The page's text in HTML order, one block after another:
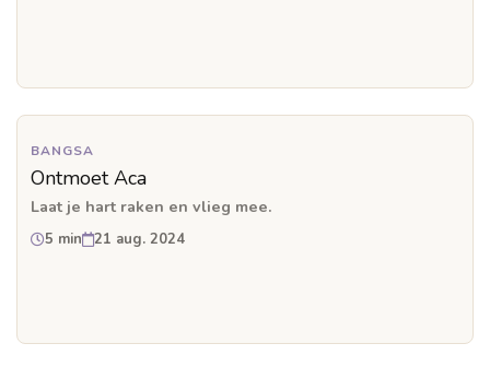
BANGSA
Ontmoet Aca
Laat je hart raken en vlieg mee.
5 min 21 aug. 2024